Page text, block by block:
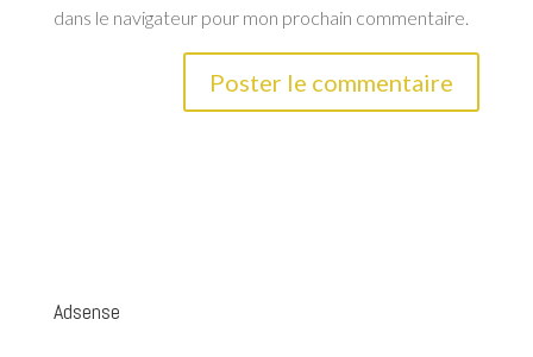
dans le navigateur pour mon prochain commentaire.
Adsense